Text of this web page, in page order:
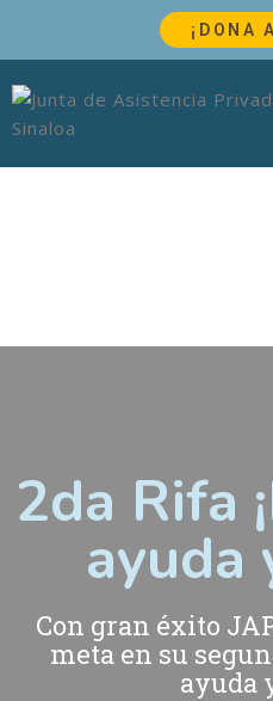
¡DONA
2da Rifa
ayuda
Con gran éxito
meta en su
ayuda